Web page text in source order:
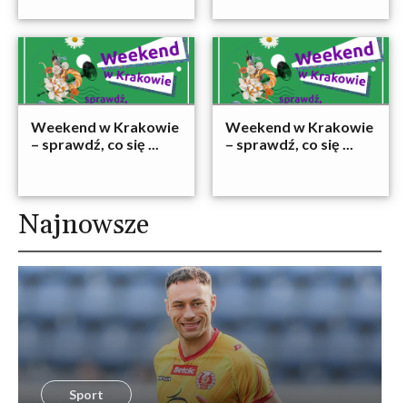
Weekend w Krakowie
– sprawdź, co się ...
Weekend w Krakowie
– sprawdź, co się ...
Najnowsze
Sport